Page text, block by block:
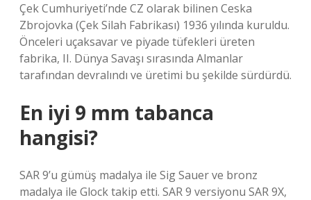
Çek Cumhuriyeti’nde CZ olarak bilinen Ceska
Zbrojovka (Çek Silah Fabrikası) 1936 yılında kuruldu.
Önceleri uçaksavar ve piyade tüfekleri üreten
fabrika, II. Dünya Savaşı sırasında Almanlar
tarafından devralındı ​​ve üretimi bu şekilde sürdürdü.
En iyi 9 mm tabanca
hangisi?
SAR 9’u gümüş madalya ile Sig Sauer ve bronz
madalya ile Glock takip etti. SAR 9 versiyonu SAR 9X,